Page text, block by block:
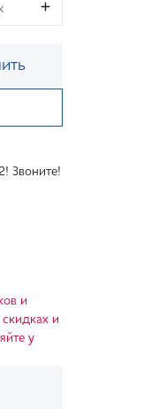
Звоните!
и
и
у